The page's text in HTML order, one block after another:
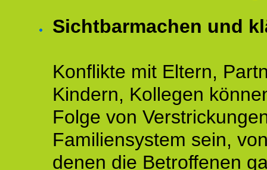
Sichtbarmachen und
Konflikte mit Eltern,
Kindern, Kollegen
Folge von
Familiensystem sein,
denen die Betroffenen